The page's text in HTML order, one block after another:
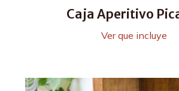
Caja Aperitivo
Ver que incluye